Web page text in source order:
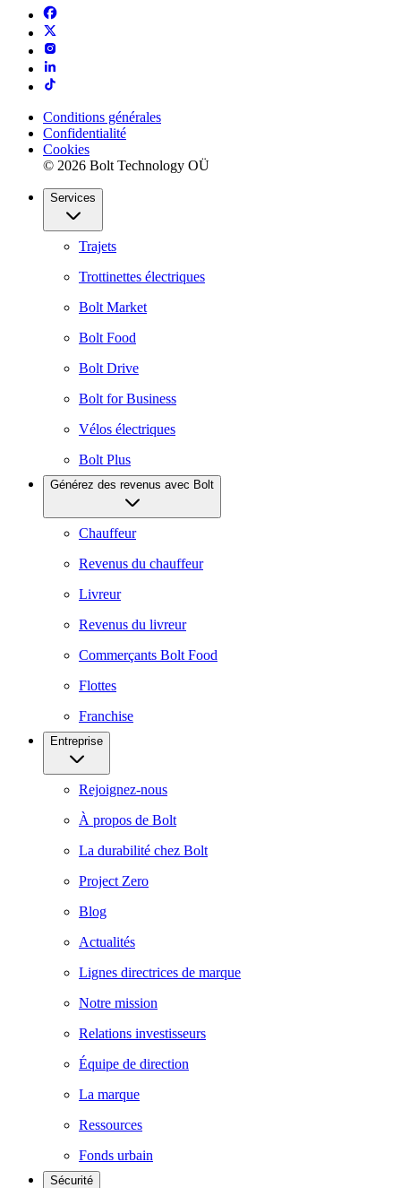
Conditions générales
Confidentialité
Cookies
© 2026 Bolt Technology OÜ
Services
Trajets
Trottinettes électriques
Bolt Market
Bolt Food
Bolt Drive
Bolt for Business
Vélos électriques
Bolt Plus
Générez des revenus avec Bolt
Chauffeur
Revenus du chauffeur
Livreur
Revenus du livreur
Commerçants Bolt Food
Flottes
Franchise
Entreprise
Rejoignez-nous
À propos de Bolt
La durabilité chez Bolt
Project Zero
Blog
Actualités
Lignes directrices de marque
Notre mission
Relations investisseurs
Équipe de direction
La marque
Ressources
Fonds urbain
Sécurité